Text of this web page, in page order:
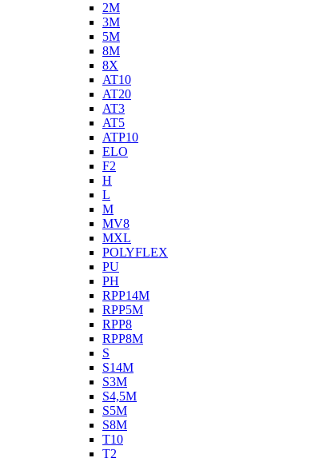
2M
3M
5M
8M
8X
AT10
AT20
AT3
AT5
ATP10
ELO
F2
H
L
M
MV8
MXL
POLYFLEX
PU
PH
RPP14M
RPP5M
RPP8
RPP8M
S
S14M
S3M
S4,5M
S5M
S8M
T10
T2